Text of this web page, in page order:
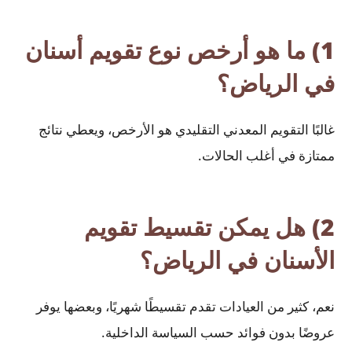
1) ما هو أرخص نوع تقويم أسنان
في الرياض؟
غالبًا التقويم المعدني التقليدي هو الأرخص، ويعطي نتائج
ممتازة في أغلب الحالات.
2) هل يمكن تقسيط تقويم
الأسنان في الرياض؟
نعم، كثير من العيادات تقدم تقسيطًا شهريًا، وبعضها يوفر
عروضًا بدون فوائد حسب السياسة الداخلية.